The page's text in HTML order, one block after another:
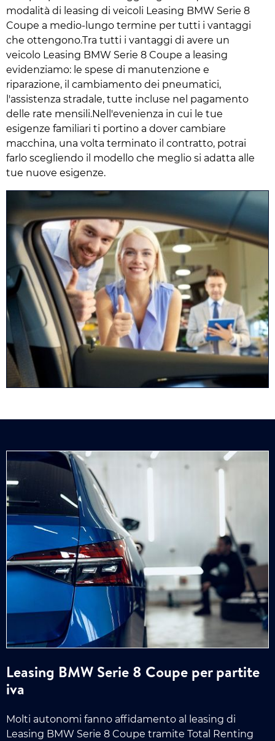
modalità di leasing di veicoli Leasing BMW Serie 8
Coupe a medio-lungo termine per tutti i vantaggi
che ottengono.Tra tutti i vantaggi di avere un
veicolo Leasing BMW Serie 8 Coupe a leasing
evidenziamo: le spese di manutenzione e
riparazione, il cambiamento dei pneumatici,
l'assistenza stradale, tutte incluse nel pagamento
delle rate mensili.Nell'evenienza in cui le tue
esigenze familiari ti portino a dover cambiare
macchina, una volta terminato il contratto, potrai
farlo scegliendo il modello che meglio si adatta alle
tue nuove esigenze.
Leasing BMW Serie 8 Coupe per partite
iva
Molti autonomi fanno affidamento al leasing di
Leasing BMW Serie 8 Coupe tramite Total Renting